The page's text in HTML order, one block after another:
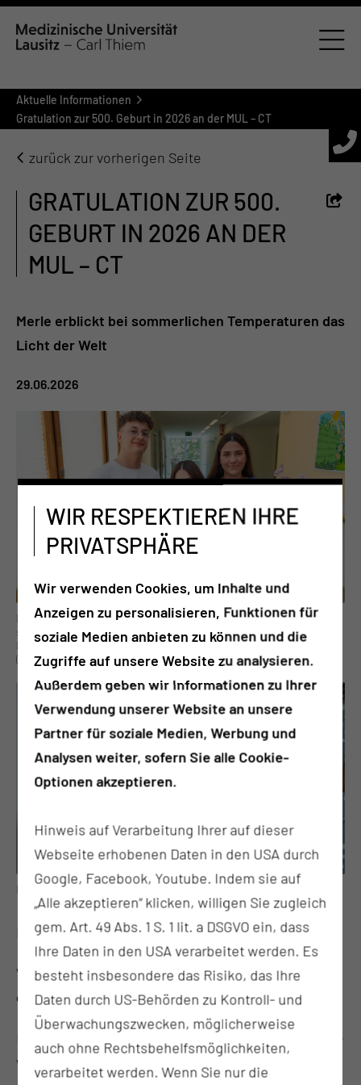
Aktuelle Informationen
Gratulation zur 500. Geburt in 2026 an der MUL – CT
zurück zur vorherigen Seite
GRATULATION ZUR 500.
GEBURT IN 2026 AN DER
MUL – CT
Merle erblickt bei sommerlichen Temperaturen das
Licht der Welt
29.06.2026
Mama Pauline Balke (26) und Papa Tristan Bergau (26) aus Cottbus
strahlen vor Glück und dürfen ihre kleine Merle willkommen heißen.
Ein herzliches Dankeschön geht an unsere Hebamme Emma Jahn
(rechts im Bild),
Merle wurde am 24.06.2026 um 02:46 Uhr geboren.
Hallo Merle!
Wir gratulieren ganz herzlich zur500. Geburt in
diesem Jahr in der MUL – CT!
Bei den sommerlichen Temperaturen hatte es Merle
wohl besonders eilig: In nur zwei Stunden erblickte
WIR RESPEKTIEREN IHRE
PRIVATSPHÄRE
Wir verwenden Cookies, um Inhalte und
Anzeigen zu personalisieren, Funktionen für
soziale Medien anbieten zu können und die
Zugriffe auf unsere Website zu analysieren.
Außerdem geben wir Informationen zu Ihrer
Verwendung unserer Website an unsere
Partner für soziale Medien, Werbung und
Analysen weiter, sofern Sie alle Cookie-
Optionen akzeptieren.
Hinweis auf Verarbeitung Ihrer auf dieser
Webseite erhobenen Daten in den USA durch
Google, Facebook, Youtube. Indem sie auf
„Alle akzeptieren“ klicken, willigen Sie zugleich
gem. Art. 49 Abs. 1 S. 1 lit. a DSGVO ein, dass
Ihre Daten in den USA verarbeitet werden. Es
besteht insbesondere das Risiko, das Ihre
Daten durch US-Behörden zu Kontroll- und
Überwachungszwecken, möglicherweise
auch ohne Rechtsbehelfsmöglichkeiten,
verarbeitet werden. Wenn Sie nur die